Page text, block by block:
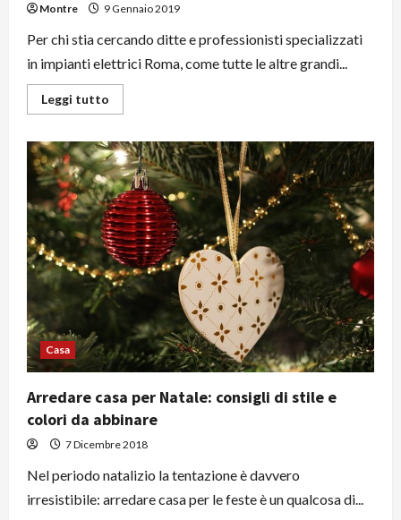
Montre 9 Gennaio 2019
Per chi stia cercando ditte e professionisti specializzati
in impianti elettrici Roma, come tutte le altre grandi...
Leggi tutto
di
Impianti
elettrici
Roma:
quando
serve
un
tecnico
e
come
sceglierlo
Casa
Arredare casa per Natale: consigli di stile e
colori da abbinare
7 Dicembre 2018
Nel periodo natalizio la tentazione è davvero
irresistibile: arredare casa per le feste è un qualcosa di...